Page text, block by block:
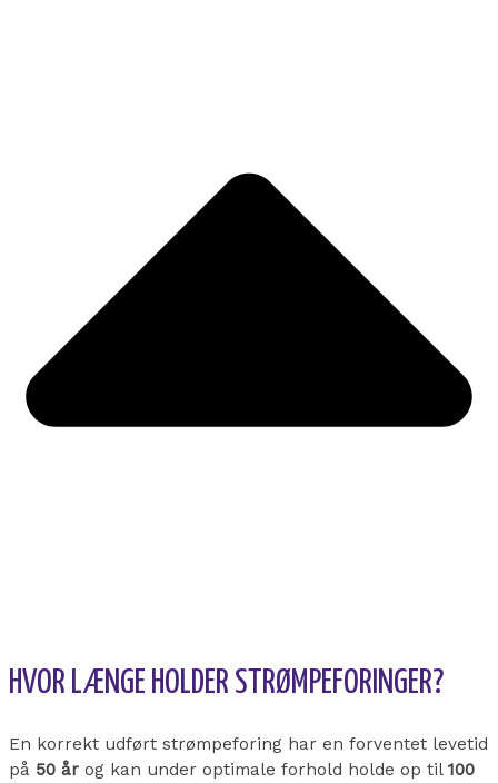
HVOR LÆNGE HOLDER STRØMPEFORINGER?
En korrekt udført strømpeforing har en forventet levetid
på 50 år og kan under optimale forhold holde op til 100